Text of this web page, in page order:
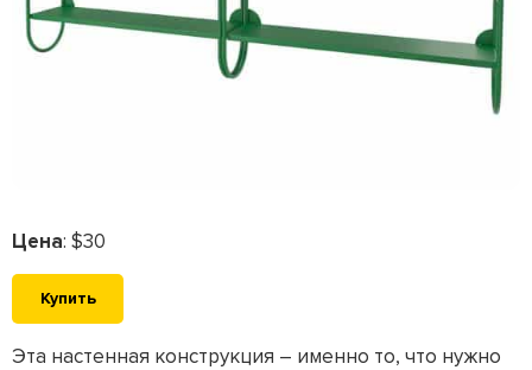
Цена: $30
Купить
Эта настенная конструкция – именно то, что нужно